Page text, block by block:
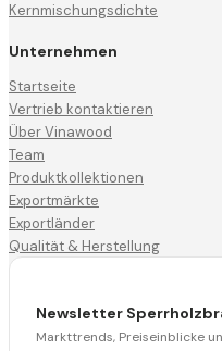
Kernmischungsdichte
Unternehmen
Startseite
Vertrieb kontaktieren
Über Vinawood
Team
Produktkollektionen
Exportmärkte
Exportländer
Qualität & Herstellung
Newsletter
Markttrends, Preiseinblicke